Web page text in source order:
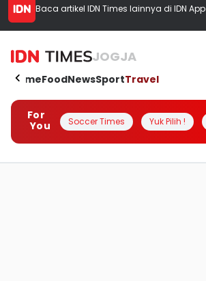
Baca artikel IDN Times lainnya di IDN App
JOGJA
HomeFoodNewsSportTravel
For
You
Soccer Times Yuk Pilih !